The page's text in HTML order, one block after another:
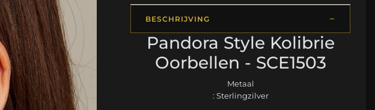
BESCHRIJVING
Pandora Style Kolibrie
Oorbellen - SCE1503
Metaal
: Sterlingzilver